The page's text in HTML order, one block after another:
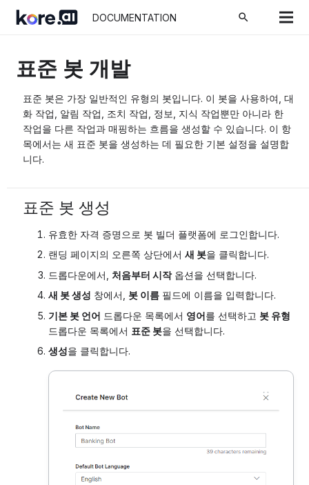
DOCUMENTATION search
표준 봇 개발
표준 봇은 가장 일반적인 유형의 봇입니다. 이 봇을 사용하여, 대
화 작업, 알림 작업, 조치 작업, 정보, 지식 작업뿐만 아니라 한
작업을 다른 작업과 매핑하는 흐름을 생성할 수 있습니다. 이 항
목에서는 새 표준 봇을 생성하는 데 필요한 기본 설정을 설명합
니다.
표준 봇 생성
유효한 자격 증명으로 봇 빌더 플랫폼에 로그인합니다.
랜딩 페이지의 오른쪽 상단에서 새 봇을 클릭합니다.
드롭다운에서, 처음부터 시작옵션을 선택합니다.
새 봇 생성 창에서, 봇 이름 필드에 이름을 입력합니다.
기본 봇 언어 드롭다운 목록에서 영어를 선택하고 봇 유형
드롭다운 목록에서 표준 봇을 선택합니다.
생성을 클릭합니다.